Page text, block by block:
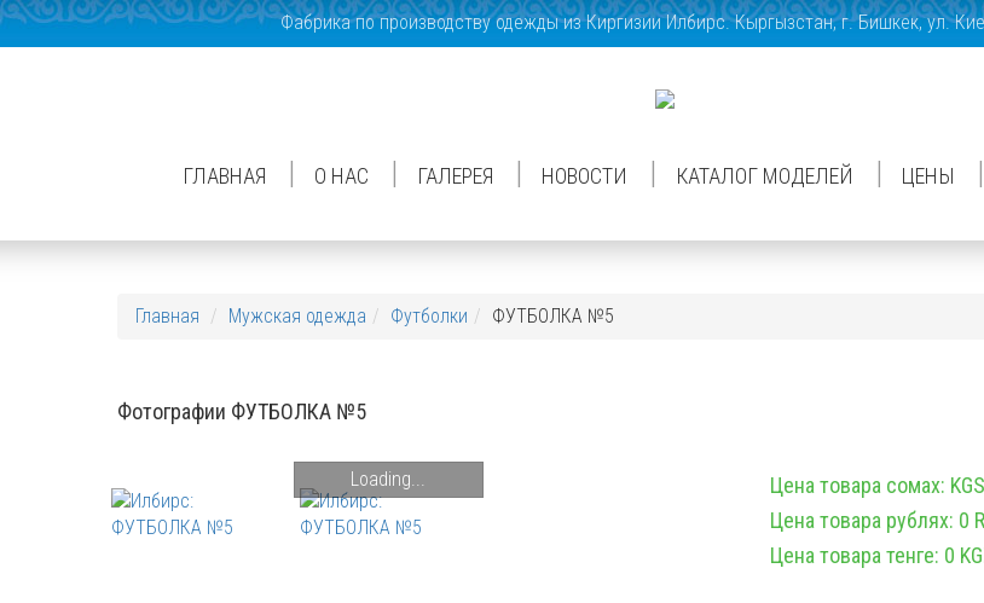
Фабрика по производству одежды из Киргизии Илбирс. Кыргызстан, г. Бишкек, ул.
ГЛАВНАЯ | О НАС | ГАЛЕРЕЯ | НОВОСТИ | КАТАЛОГ МОДЕЛЕЙ | ЦЕНЫ |
Главная Мужская одежда Футболки ФУТБОЛКА №5
Фотографии ФУТБОЛКА №5
Loading...
Цена товара сомах: KGS
Цена товара рублях: 0
Цена товара тенге: 0